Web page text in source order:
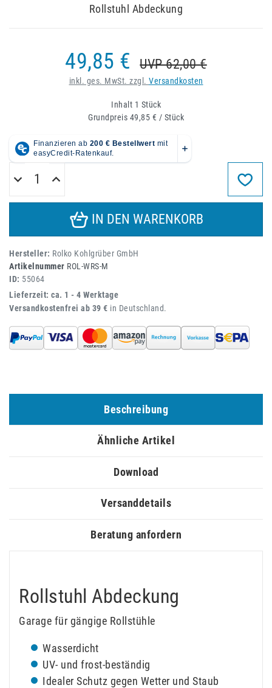
Rollstuhl Abdeckung
49,85 € UVP 62,00 €
inkl. ges. MwSt. zzgl. Versandkosten
Inhalt 1 Stück
Grundpreis 49,85 € / Stück
IN DEN WARENKORB
Hersteller: Rolko Kohlgrüber GmbH
Artikelnummer ROL-WRS-M
ID: 55064
Lieferzeit: ca. 1 - 4 Werktage
Versandkostenfrei ab 39 € in Deutschland.
Beschreibung
Ähnliche Artikel
Download
Versanddetails
Beratung anfordern
Rollstuhl Abdeckung
Garage für gängige Rollstühle
Wasserdicht
UV- und frost-beständig
Idealer Schutz gegen Wetter und Staub